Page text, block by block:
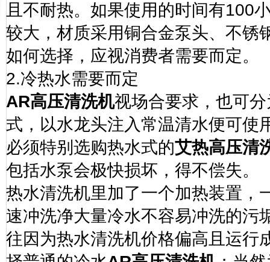
且不耐热。如果使用的时间有100
较大，材质采用铜合金泵头、不锈
如何选择，应视消费者需要而定。
2.冷热水需要而定
AR高压清洗机视场合要求，也可
式，以水龙头注入常温清水便可使
必须特别选购热水式的艾热高压清
包括水泵会极快损坏，得不偿失。
热水清洗机里加了一个加热装置，
速冲洗净大量冷水不容易冲洗的污
往因为热水清洗机价格偏高且运行